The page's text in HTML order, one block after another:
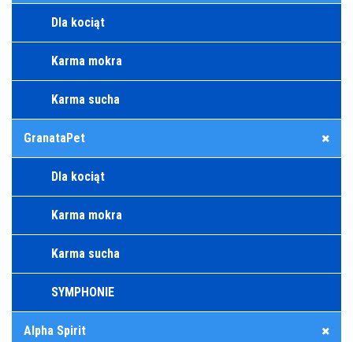
Dla kociąt
Karma mokra
Karma sucha
GranataPet
Dla kociąt
Karma mokra
Karma sucha
SYMPHONIE
Alpha Spirit